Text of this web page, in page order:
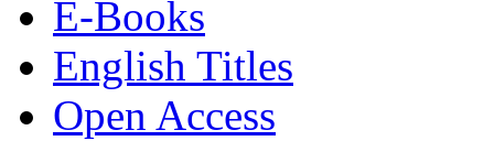
E-Books
English Titles
Open Access